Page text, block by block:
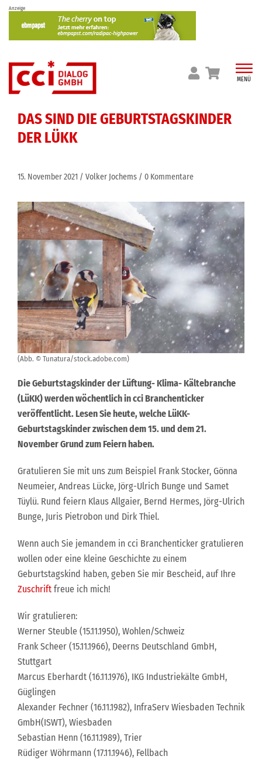
Skip
content
Anzeige
MENÜ
DAS SIND DIE GEBURTSTAGSKINDER
DER LÜKK
15. November 2021 Volker Jochems 0 Kommentare
(Abb. © Tunatura/stock.adobe.com)
Die Geburtstagskinder der Lüftung- Klima- Kältebranche
(LüKK) werden wöchentlich in cci Branchenticker
veröffentlicht. Lesen Sie heute, welche LüKK-
Geburtstagskinder zwischen dem 15. und dem 21.
November Grund zum Feiern haben.
Gratulieren Sie mit uns zum Beispiel Frank Stocker, Gönna
Neumeier, Andreas Lücke, Jörg-Ulrich Bunge und Samet
Tüylü. Rund feiern Klaus Allgaier, Bernd Hermes, Jörg-Ulrich
Bunge, Juris Pietrobon und Dirk Thiel.
Wenn auch Sie jemandem in cci Branchenticker gratulieren
wollen oder eine kleine Geschichte zu einem
Geburtstagskind haben, geben Sie mir Bescheid, auf Ihre
Zuschrift freue ich mich!
Wir gratulieren:
Werner Steuble (15.11.1950), Wohlen/Schweiz
Frank Scheer (15.11.1966), Deerns Deutschland GmbH,
Stuttgart
Marcus Eberhardt (16.11.1976), IKG Industriekälte GmbH,
Güglingen
Alexander Fechner (16.11.1982), InfraServ Wiesbaden Technik
GmbH(ISWT), Wiesbaden
Sebastian Henn (16.11.1989), Trier
Rüdiger Wöhrmann (17.11.1946), Fellbach